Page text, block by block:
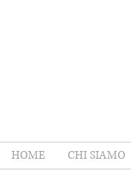
HOME CHI SIAMO